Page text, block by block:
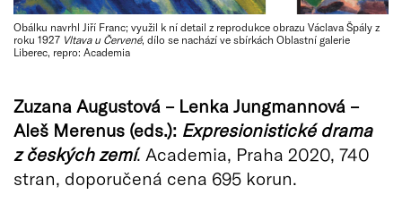
Obálku navrhl Jiří Franc; využil k ní detail z reprodukce obrazu Václava Špály z
roku 1927 Vltava u Červené, dílo se nachází ve sbírkách Oblastní galerie
Liberec, repro: Academia
Zuzana Augustová – Lenka Jungmannová –
Aleš Merenus (eds.): Expresionistické drama
z českých zemí. Academia, Praha 2020, 740
stran, doporučená cena 695 korun.